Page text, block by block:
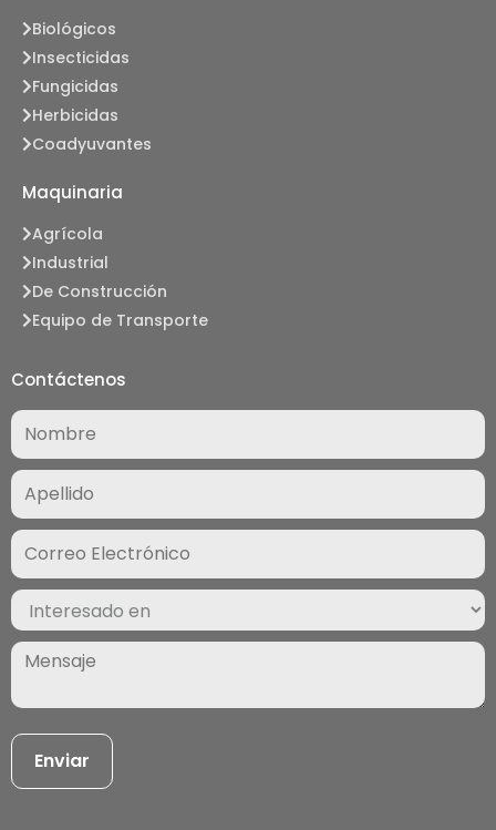
Biológicos
Insecticidas
Fungicidas
Herbicidas
Coadyuvantes
Maquinaria
Agrícola
Industrial
De Construcción
Equipo de Transporte
Contáctenos
Nombre
Correo
Electrónico
(Required)
Interesado
en
(Required)
Mensaje
(Required)